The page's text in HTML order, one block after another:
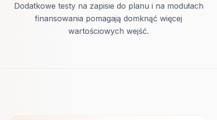
Dodatkowe testy na zapisie do planu i na modułach
finansowania pomagają domknąć więcej
wartościowych wejść.